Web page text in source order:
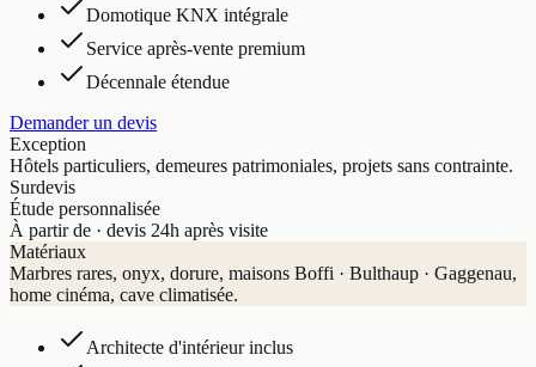
Domotique KNX intégrale
Service après-vente premium
Décennale étendue
Demander un devis
Exception
Hôtels particuliers, demeures patrimoniales, projets sans contrainte.
Surdevis
Étude personnalisée
À partir de · devis 24h après visite
Matériaux
Marbres rares, onyx, dorure, maisons Boffi · Bulthaup · Gaggenau,
home cinéma, cave climatisée.
Architecte d'intérieur inclus